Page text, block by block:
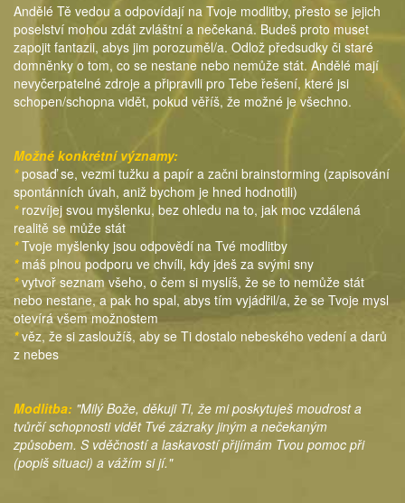
Andělé Tě vedou a odpovídají na Tvoje modlitby, přesto se jejich
poselství mohou zdát zvláštní a nečekaná. Budeš proto muset
zapojit fantazii, abys jim porozuměl/a. Odlož předsudky či staré
domněnky o tom, co se nestane nebo nemůže stát. Andělé mají
nevyčerpatelné zdroje a připravili pro Tebe řešení, které jsi
schopen/schopna vidět, pokud věříš, že možné je všechno.
Možné konkrétní významy:
*posaď se, vezmi tužku a papír a začni brainstorming (zapisování
spontánních úvah, aniž bychom je hned hodnotili)
*rozvíjej svou myšlenku, bez ohledu na to, jak moc vzdálená
realitě se může stát
*Tvoje myšlenky jsou odpovědí na Tvé modlitby
*máš plnou podporu ve chvíli, kdy jdeš za svými sny
*vytvoř seznam všeho, o čem si myslíš, že se to nemůže stát
nebo nestane, a pak ho spal, abys tím vyjádřil/a, že se Tvoje mysl
otevírá všem možnostem
*věz, že si zasloužíš, aby se Ti dostalo nebeského vedení a darů
z nebes
Modlitba: "Milý Bože, děkuji Ti, že mi poskytuješ moudrost a
tvůrčí schopnosti vidět Tvé zázraky jiným a nečekaným
způsobem. S vděčností a laskavostí přijímám Tvou pomoc při
(popiš situaci) a vážím si jí."